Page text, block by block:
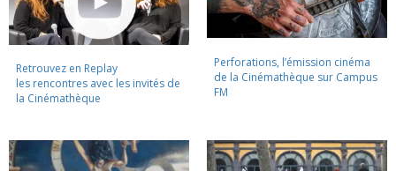
Retrouvez en Replay
les rencontres avec les invités de
la Cinémathèque
Perforations, l’émission cinéma
de la Cinémathèque sur Campus
FM